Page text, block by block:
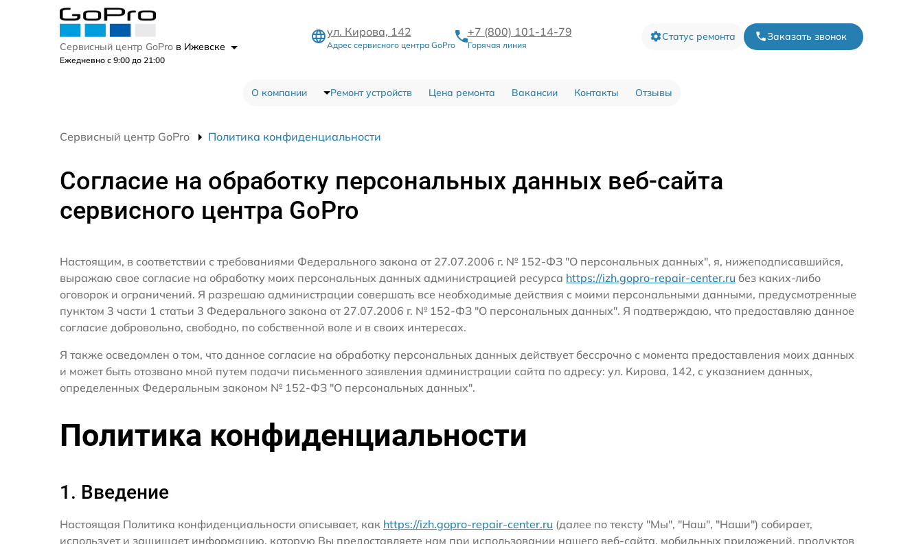
Сервисный центр GoPro в Ижевске
Ежедневно с 9:00 до 21:00
ул. Кирова, 142
Адрес сервисного центра GoPro
+7 (800) 101-14-79
Горячая линия
Статус ремонта Заказать звонок
О компании Ремонт устройств Цена ремонта Вакансии Контакты Отзывы
Сервисный центр GoPro Политика конфиденциальности
Согласие на обработку персональных данных веб-сайта
сервисного центра GoPro
Настоящим, в соответствии с требованиями Федерального закона от 27.07.2006 г. № 152-ФЗ "О персональных данных", я, нижеподписавшийся,
выражаю свое согласие на обработку моих персональных данных администрацией ресурса https://izh.gopro-repair-center.ru без каких-либо
оговорок и ограничений. Я разрешаю администрации совершать все необходимые действия с моими персональными данными, предусмотренные
пунктом 3 части 1 статьи 3 Федерального закона от 27.07.2006 г. № 152-ФЗ "О персональных данных". Я подтверждаю, что предоставляю данное
согласие добровольно, свободно, по собственной воле и в своих интересах.
Я также осведомлен о том, что данное согласие на обработку персональных данных действует бессрочно с момента предоставления моих данных
и может быть отозвано мной путем подачи письменного заявления администрации сайта по адресу: ул. Кирова, 142, с указанием данных,
определенных Федеральным законом № 152-ФЗ "О персональных данных".
Политика конфиденциальности
1. Введение
Настоящая Политика конфиденциальности описывает, как https://izh.gopro-repair-center.ru (далее по тексту "Мы", "Наш", "Наши") собирает,
использует и защищает информацию, которую Вы предоставляете нам при использовании нашего веб-сайта, мобильных приложений, продуктов